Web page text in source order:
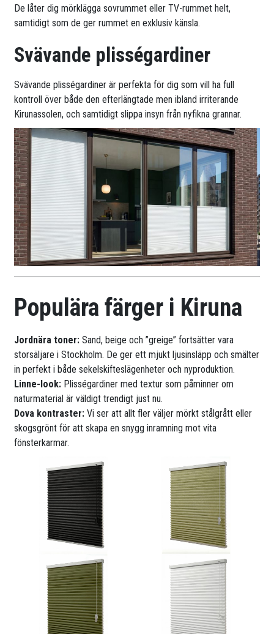
De låter dig mörklägga sovrummet eller TV-rummet helt,
samtidigt som de ger rummet en exklusiv känsla.
Svävande plisségardiner
Svävande plisségardiner är perfekta för dig som vill ha full
kontroll över både den efterlängtade men ibland irriterande
Kirunassolen, och samtidigt slippa insyn från nyfikna grannar.
Populära färger i Kiruna
Jordnära toner: Sand, beige och ”greige” fortsätter vara
storsäljare i Stockholm. De ger ett mjukt ljusinsläpp och smälter
in perfekt i både sekelskifteslägenheter och nyproduktion.
Linne-look: Plisségardiner med textur som påminner om
naturmaterial är väldigt trendigt just nu.
Dova kontraster: Vi ser att allt fler väljer mörkt stålgrått eller
skogsgrönt för att skapa en snygg inramning mot vita
fönsterkarmar.